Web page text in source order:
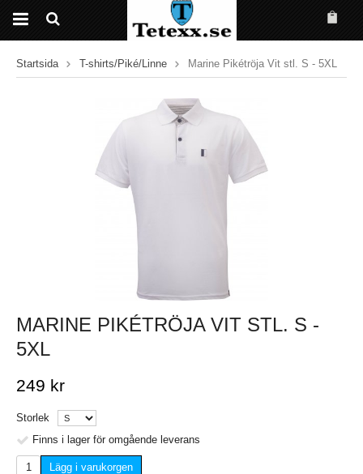
Startsida T-shirts/Piké/Linne Marine Pikétröja Vit stl. S - 5XL
MARINE PIKÉTRÖJA VIT STL. S -
5XL
249 kr
Storlek
Finns i lager för omgående leverans
Lägg i varukorgen